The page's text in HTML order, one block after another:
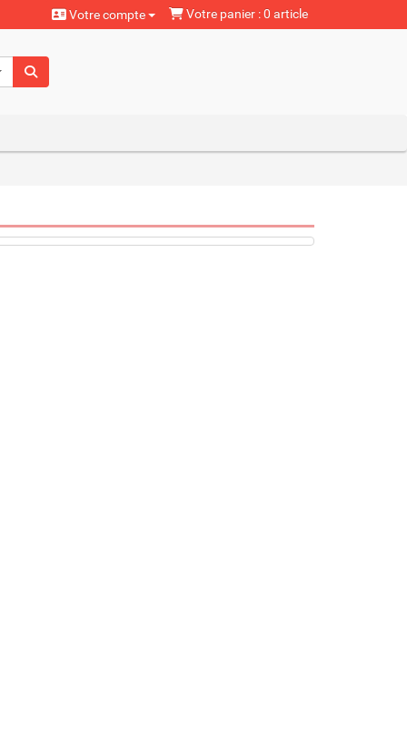
Votre compte Votre panier : 0 article